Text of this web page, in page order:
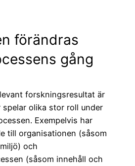
förändras
gång
forskningsresultat är
olika stor roll under
Exempelvis har
till organisationen (såsom
och
(såsom innehåll och